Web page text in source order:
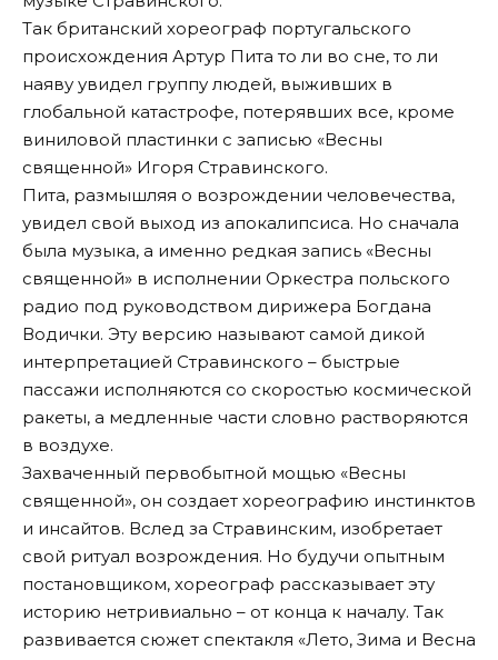
Так британский хореограф португальского
происхождения Артур Пита то ли во сне, то ли
наяву увидел группу людей, выживших в
глобальной катастрофе, потерявших все, кроме
виниловой пластинки с записью «Весны
священной» Игоря Стравинского.
Пита, размышляя о возрождении человечества,
увидел свой выход из апокалипсиса. Но сначала
была музыка, а именно редкая запись «Весны
священной» в исполнении Оркестра польского
радио под руководством дирижера Богдана
Водички. Эту версию называют самой дикой
интерпретацией Стравинского – быстрые
пассажи исполняются со скоростью космической
ракеты, а медленные части словно растворяются
в воздухе.
Захваченный первобытной мощью «Весны
священной», он создает хореографию инстинктов
и инсайтов. Вслед за Стравинским, изобретает
свой ритуал возрождения. Но будучи опытным
постановщиком, хореограф рассказывает эту
историю нетривиально – от конца к началу. Так
развивается сюжет спектакля «Лето, Зима и Весна